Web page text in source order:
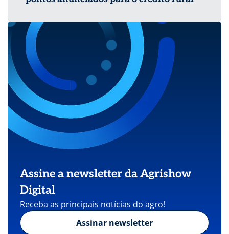
Assine a newsletter da Agrishow
Digital
Receba as principais notícias do agro!
Assinar newsletter